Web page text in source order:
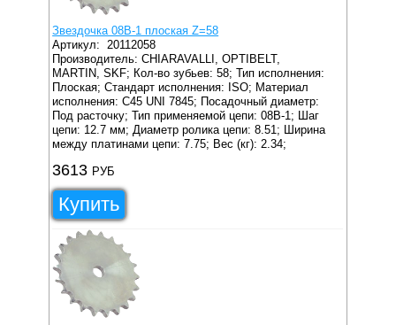
Звездочка 08B-1 плоская Z=58
Артикул: 20112058
Производитель: CHIARAVALLI, OPTIBELT,
MARTIN, SKF; Кол-во зубьев: 58; Тип исполнения:
Плоская; Стандарт исполнения: ISO; Материал
исполнения: C45 UNI 7845; Посадочный диаметр:
Под расточку; Тип применяемой цепи: 08B-1;
Шаг
цепи: 12.7 мм; Диаметр ролика цепи: 8.51;
Ширина
между платинами цепи: 7.75; Вес (кг): 2.34;
3613 РУБ
Купить